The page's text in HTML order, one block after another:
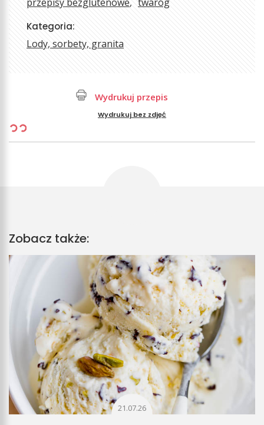
Kategoria:
Lody, sorbety, granita
Wydrukuj przepis
Wydrukuj bez zdjęć
Zobacz także:
21.07.26